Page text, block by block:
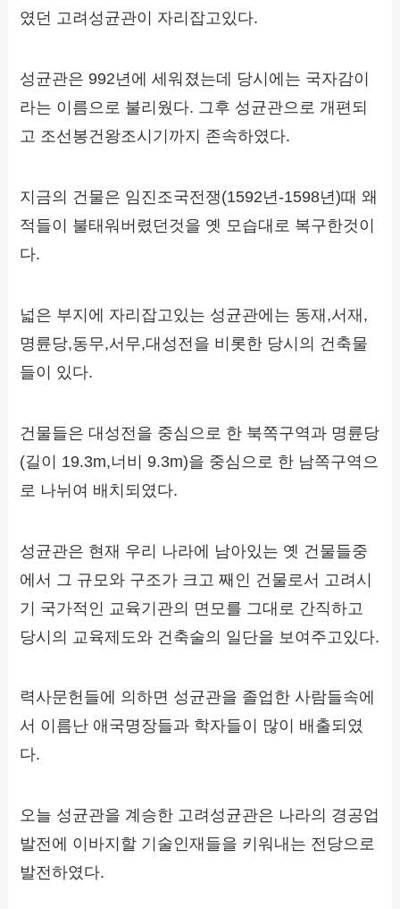
였던 고려성균관이 자리잡고있다.
성균관은 992년에 세워졌는데 당시에는 국자감이
라는 이름으로 불리웠다. 그후 성균관으로 개편되
고 조선봉건왕조시기까지 존속하였다.
지금의 건물은 임진조국전쟁(1592년-1598년)때 왜
적들이 불태워버렸던것을 옛 모습대로 복구한것이
다.
넓은 부지에 자리잡고있는 성균관에는 동재,서재,
명륜당,동무,서무,대성전을 비롯한 당시의 건축물
들이 있다.
건물들은 대성전을 중심으로 한 북쪽구역과 명륜당
(길이 19.3m,너비 9.3m)을 중심으로 한 남쪽구역으
로 나뉘여 배치되였다.
성균관은 현재 우리 나라에 남아있는 옛 건물들중
에서 그 규모와 구조가 크고 째인 건물로서 고려시
기 국가적인 교육기관의 면모를 그대로 간직하고
당시의 교육제도와 건축술의 일단을 보여주고있다.
력사문헌들에 의하면 성균관을 졸업한 사람들속에
서 이름난 애국명장들과 학자들이 많이 배출되였
다.
오늘 성균관을 계승한 고려성균관은 나라의 경공업
발전에 이바지할 기술인재들을 키워내는 전당으로
발전하였다.